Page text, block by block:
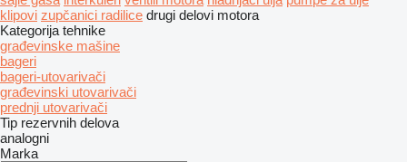
klipovi zupčanici radilice drugi delovi motora
Kategorija tehnike
građevinske mašine
bageri
bageri-utovarivači
građevinski utovarivači
prednji utovarivači
Tip rezervnih delova
analogni
Marka